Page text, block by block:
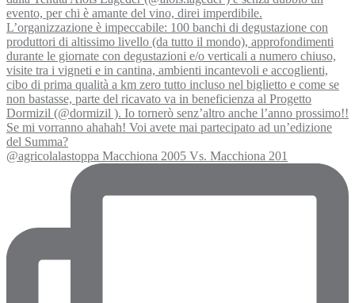
@agricolalastoppa Macchiona 2005 Vs. Macchiona 201